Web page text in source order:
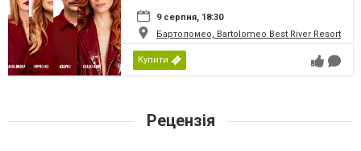
9 серпня, 18:30
Бартоломео, Bartolomeo Best River Resort
Купити
Рецензія